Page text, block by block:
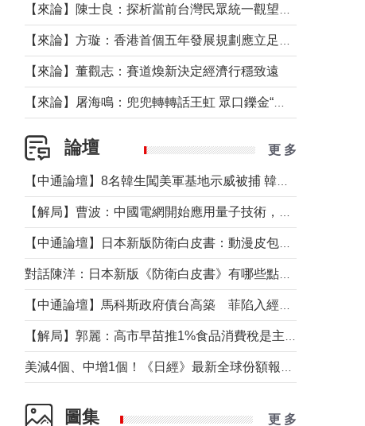
【來論】董觀志：賽道煥新決定經濟行穩致遠
論壇 更 多
圖集 更 多